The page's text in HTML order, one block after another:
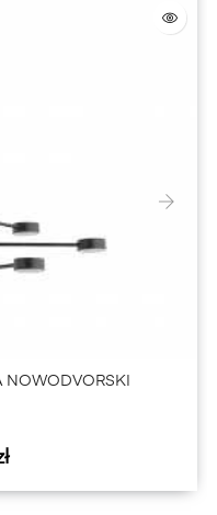
NOWODVORSKI